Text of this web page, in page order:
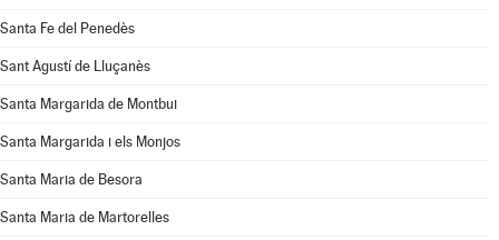
Santa Fe del Penedès
Sant Agustí de Lluçanès
Santa Margarida de Montbui
Santa Margarida i els Monjos
Santa Maria de Besora
Santa Maria de Martorelles